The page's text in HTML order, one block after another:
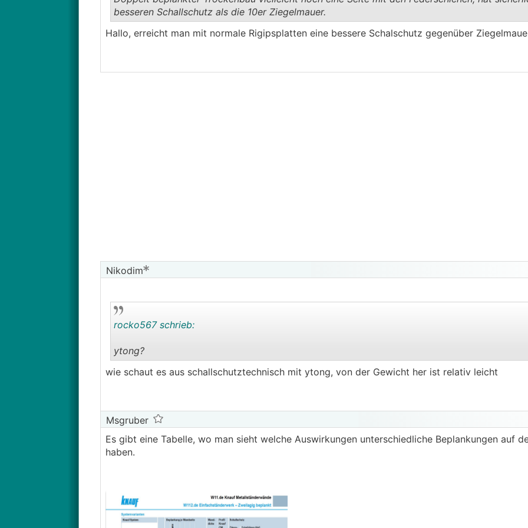
..
besseren Schallschutz als die 10er Ziegelmauer.
Hallo, erreicht man mit normale Rigipsplatten eine bessere Schalschutz gegenüber
Nikodim
..
rocko567 schrieb:
ytong?
wie schaut es aus schallschutztechnisch mit ytong, von der Gewicht her ist relativ leicht
Msgruber
Es gibt eine Tabelle, wo man sieht welche Auswirkungen unterschiedliche Beplankungen auf
haben.